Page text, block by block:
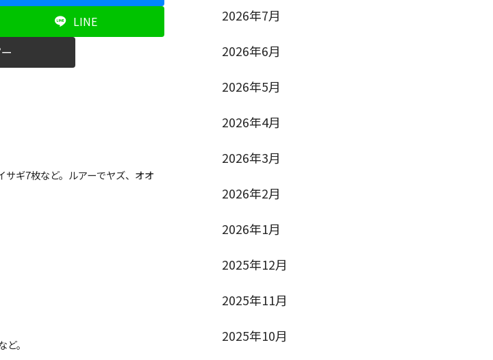
LINE
ギ7枚など。ルアーでヤズ、オオ
。
2026年7月
2026年6月
2026年5月
2026年4月
2026年3月
2026年2月
2026年1月
2025年12月
2025年11月
2025年10月